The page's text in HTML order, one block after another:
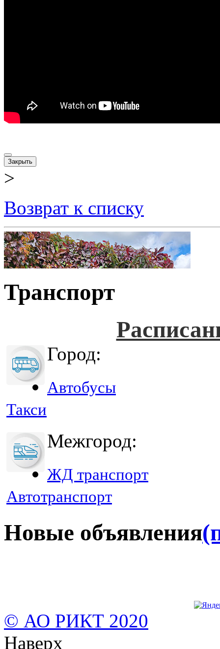
Закрыть
>
Возврат к списку
Транспорт
Город:
Автобусы
Такси
Межгород:
ЖД транспорт
Автотранспорт
Новые объявления
© АО РИКТ 2020
Наверх